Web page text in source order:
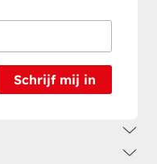
Schrijf mij in